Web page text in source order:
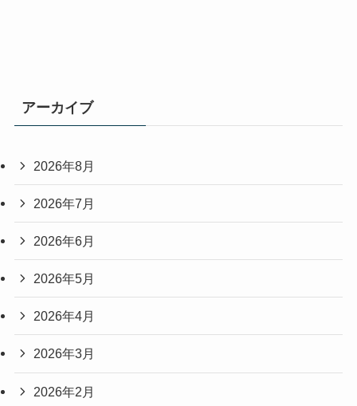
アーカイブ
2026年8月
2026年7月
2026年6月
2026年5月
2026年4月
2026年3月
2026年2月